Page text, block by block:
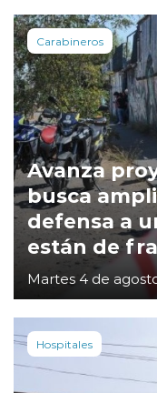
Carabineros
Avanza
busca
defensa a
están de
Martes 4 de
Hospitales